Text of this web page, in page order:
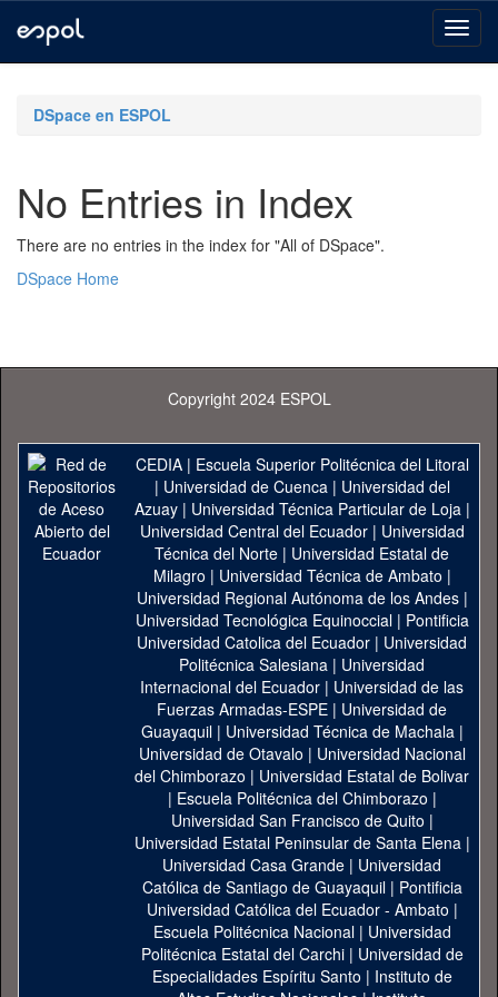
navigationDSpace en ESPOL
No Entries in Index
There are no entries in the index for "All of DSpace".
DSpace Home
Copyright 2024 ESPOL
CEDIA| Escuela Superior Politécnica del Litoral
| Universidad de Cuenca| Universidad del
Azuay| Universidad Técnica Particular de Loja|
Universidad Central del Ecuador| Universidad
Técnica del Norte | Universidad Estatal de
Milagro | Universidad Técnica de Ambato |
Universidad Regional Autónoma de los Andes|
Universidad Tecnológica Equinoccial| Pontificia
Universidad Catolica del Ecuador | Universidad
Politécnica Salesiana | Universidad
Internacional del Ecuador | Universidad de las
Fuerzas Armadas-ESPE | Universidad de
Guayaquil| Universidad Técnica de Machala|
Universidad de Otavalo | Universidad Nacional
del Chimborazo | Universidad Estatal de Bolivar
| Escuela Politécnica del Chimborazo |
Universidad San Francisco de Quito |
Universidad Estatal Peninsular de Santa Elena|
Universidad Casa Grande | Universidad
Católica de Santiago de Guayaquil| Pontificia
Universidad Católica del Ecuador - Ambato |
Escuela Politécnica Nacional| Universidad
Politécnica Estatal del Carchi| Universidad de
Especialidades Espíritu Santo | Instituto de